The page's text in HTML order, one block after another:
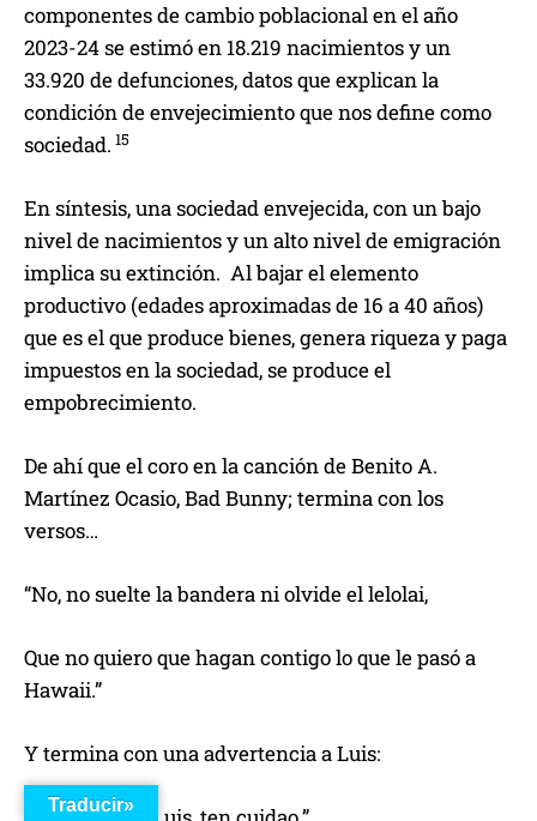
componentes de cambio poblacional en el año
2023-24 se estimó en 18.219 nacimientos y un
33.920 de defunciones, datos que explican la
condición de envejecimiento que nos define como
sociedad. 15
En síntesis, una sociedad envejecida, con un bajo
nivel de nacimientos y un alto nivel de emigración
implica su extinción. Al bajar el elemento
productivo (edades aproximadas de 16 a 40 años)
que es el que produce bienes, genera riqueza y paga
impuestos en la sociedad, se produce el
empobrecimiento.
De ahí que el coro en la canción de Benito A.
Martínez Ocasio, Bad Bunny; termina con los
versos…
“No, no suelte la bandera ni olvide el lelolai,
Que no quiero que hagan contigo lo que le pasó a
Hawaii.”
Y termina con una advertencia a Luis:
Traducir»